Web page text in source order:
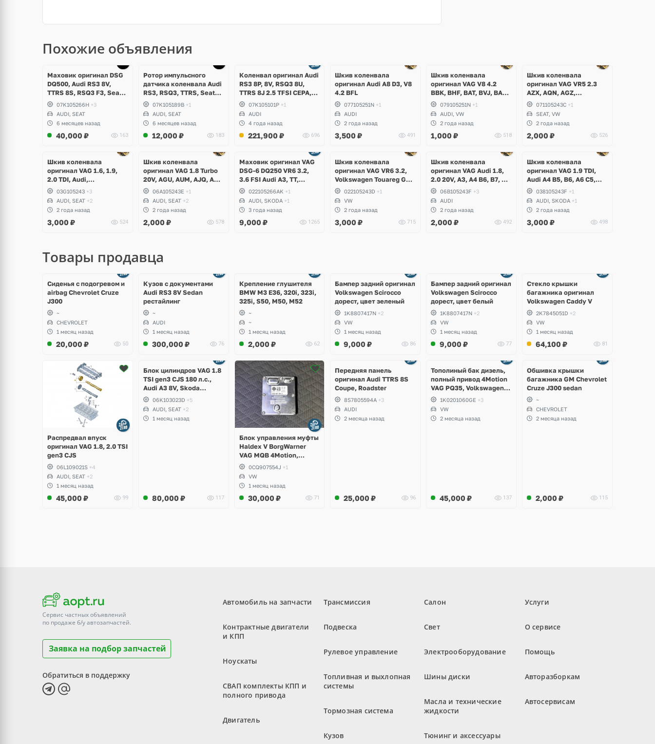
Похожие объявления
Маховик оригинал DSG
DQ500, Audi RS3 8V,
TTRS 8S, RSQ3 F3, Seat
Formentor Cupra 2.5 TFSI
Evo, DAZA, DNWA, DNWB
07K105266H +3
AUDI, SEAT
6 месяцев назад
40,000 ₽ 163
Ротор импульсного
датчика коленвала Audi
RS3, RSQ3, TTRS, Seat
Formentor Cupra, 2.5
TFSI CEPA, CTSA, CZGA,
CZGB, DAZA, DNWA,
DNWB
07K105189B +1
AUDI, SEAT
6 месяцев назад
12,000 ₽ 183
Коленвал оригинал Audi
RS3 8P, 8V, RSQ3 8U,
TTRS 8J 2.5 TFSI CEPA,
CTSA, CGZA, CGZB
07K105101P +1
AUDI
4 года назад
221,900 ₽ 696
Шкив коленвала
оригинал Audi A8 D3, V8
4.2 BFL
077105251N +1
AUDI
2 года назад
3,500 ₽ 491
Шкив коленвала
оригинал VAG V8 4.2
BBK, BHF, BAT, BVJ, BAR,
CAUA, Audi S4 B7, S5, S6
C6, A6 Allroad, A8 D3, D4,
Q7, Volkswagen Touareg
GP
079105251N +1
AUDI, VW
2 года назад
1,000 ₽ 518
Шкив коленвала
оригинал VAG VR5 2.3
AZX, AQN, AGZ,
Volkswagen Golf 4, Bora,
Passat B5, B5+, Beetle,
Seat Leon, Toledo
071105243С +1
SEAT, VW
2 года назад
2,000 ₽ 526
Шкив коленвала
оригинал VAG 1.6, 1.9,
2.0 TDI, Audi,
Volkswagen, Skoda, Seat
03G105243 +3
AUDI, SEAT +2
2 года назад
3,000 ₽ 524
Шкив коленвала
оригинал VAG 1.8 Turbo
20V, AGU, AUM, AJQ, APP,
AUQ, ARZ, AQA, AGN,
APG, Audi, Volkswagen,
Skoda, Seat
06A105243E +1
AUDI, SEAT +2
2 года назад
2,000 ₽ 578
Маховик оригинал VAG
DSG-6 DQ250 VR6 3.2,
3.6 FSI Audi A3, TT,
Skoda Superb,
Volkswagen Passat B6,
R36, CC, Golf V R32, Eos
022105266AK +1
AUDI, SKODA +1
3 года назад
9,000 ₽ 1265
Шкив коленвала
оригинал VAG VR6 3.2,
Volkswagen Touareg GP,
Phaeton
022105243D +1
VW
2 года назад
3,000 ₽ 715
Шкив коленвала
оригинал VAG Audi 1.8,
2.0 20V, A3, A4 B6, B7, A6
C5
06B105243F +3
AUDI
2 года назад
2,000 ₽ 492
Шкив коленвала
оригинал VAG 1.9 TDI,
Audi A4 B5, B6, A6 C5,
Volkswagen Passat B5,
B5+, Skoda Superb I
038105243F +1
AUDI, SKODA +1
2 года назад
3,000 ₽ 498
Товары продавца
Сиденья с подогревом и
airbag Chevrolet Cruze
J300
~
CHEVROLET
1 месяц назад
20,000 ₽ 50
Кузов с документами
Audi RS3 8V Sedan
рестайлинг
~
AUDI
1 месяц назад
300,000 ₽ 76
Крепление глушителя
BMW M3 E36, 320i, 323i,
325i, S50, M50, M52
~
~
1 месяц назад
2,000 ₽ 62
Бампер задний оригинал
Volkswagen Scirocco
дорест, цвет зеленый
1K8807417N +2
VW
1 месяц назад
9,000 ₽ 86
Бампер задний оригинал
Volkswagen Scirocco
дорест, цвет белый
1K8807417N +2
VW
1 месяц назад
9,000 ₽ 77
Стекло крышки
багажника оригинал
Volkswagen Caddy V
2K7845051D +2
VW
1 месяц назад
64,100 ₽ 81
Распредвал впуск
оригинал VAG 1.8, 2.0 TSI
gen3 CJS
06L109021S +4
AUDI, SEAT +2
1 месяц назад
45,000 ₽ 99
2 фото
Блок цилиндров VAG 1.8
TSI gen3 CJS 180 л.с.,
Audi A3 8V, Skoda
Octavia A7, Superb,
Volkswagen Passat B8,
Golf VII Alltrack, Seat
Leon
06K103023D +5
AUDI, SEAT +2
1 месяц назад
80,000 ₽ 117
Блок управления муфты
Haldex V BorgWarner
VAG MQB 4Motion,
Volkswagen Tiguan
0CQ907554J +1
VW
1 месяц назад
30,000 ₽ 71
2 фото
Передняя панель
оригинал Audi TTRS 8S
Coupe, Roadster
8S7805594A +3
AUDI
2 месяца назад
25,000 ₽ 96
Тополиный бак дизель,
полный привод 4Motion
VAG PQ35, Volkswagen
Scirocco, Golf V, VI,
Skoda Yeti, Octavia A5,
Superb, Audi A3, Seat
Altea
1K0201060GE +3
VW
2 месяца назад
45,000 ₽ 137
Обшивка крышки
багажника GM Chevrolet
Cruze J300 sedan
~
CHEVROLET
2 месяца назад
2,000 ₽ 115
Сервис частных объявлений
по продаже б/уавтозапчастей.
Заявка на подбор запчастей
Обратиться в поддержку
Автомобиль на запчасти
Контрактные двигатели
и КПП
Ноускаты
СВАП комплекты КПП и
полного привода
Двигатель
Трансмиссия
Подвеска
Рулевое управление
Топливная и выхлопная
системы
Тормозная система
Кузов
Салон
Свет
Электрооборудование
Шины диски
Масла и технические
жидкости
Тюнинг и аксессуары
Услуги
О сервисе
Помощь
Авторазборкам
Автосервисам